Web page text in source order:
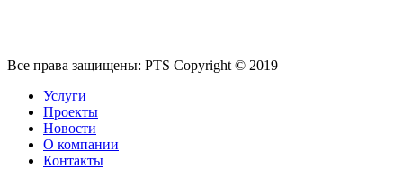
Все права защищены: PTS Copyright © 2019
Услуги
Проекты
Новости
О компании
Контакты